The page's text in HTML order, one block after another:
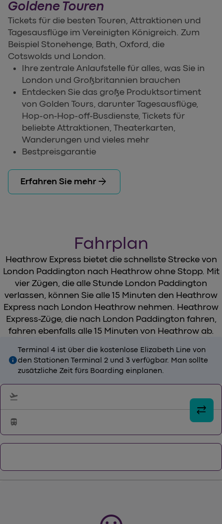
Goldene Touren
Tickets für die besten Touren, Attraktionen und
Tagesausflüge im Vereinigten Königreich. Zum
Beispiel Stonehenge, Bath, Oxford, die
Cotswolds und London.
Ihre zentrale Anlaufstelle für alles, was Sie in
London und Großbritannien brauchen
Entdecken Sie das große Produktsortiment
von Golden Tours, darunter Tagesausflüge,
Hop-on-Hop-off-Busdienste, Tickets für
beliebte Attraktionen, Theaterkarten,
Wanderungen und vieles mehr
Bestpreisgarantie
Erfahren Sie mehr arrow_forward
Fahrplan
Heathrow Express bietet die schnellste Strecke von
London Paddington nach Heathrow ohne Stopp. Mit
vier Zügen, die alle Stunde London Paddington
verlassen, können Sie alle 15 Minuten den Heathrow
Express nach London Heathrow nehmen. Heathrow
Express-Züge, die nach London Paddington fahren,
fahren ebenfalls alle 15 Minuten von Heathrow ab.
info
Terminal 4 ist über die kostenlose Elizabeth Line von
den Stationen Terminal 2 und 3 verfügbar. Man sollte
zusätzliche Zeit fürs Boarding einplanen.
flight_takeoff
sync_alt
train